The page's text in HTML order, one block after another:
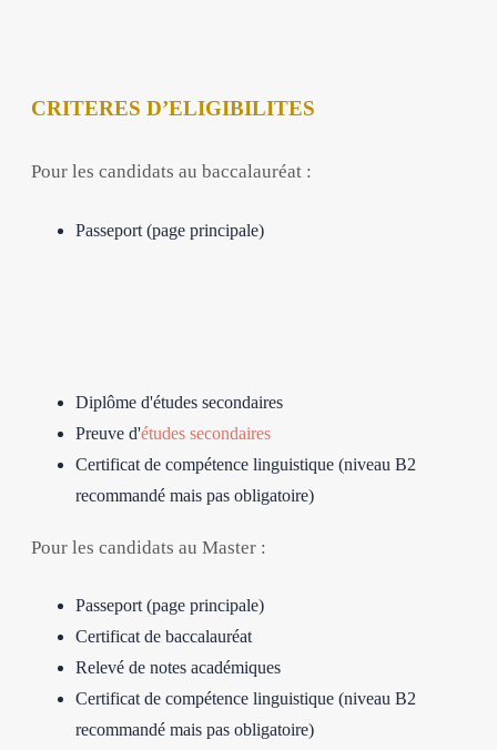
CRITERES D’ELIGIBILITES
Pour les candidats au baccalauréat :
Passeport (page principale)
Diplôme d'études secondaires
Preuve d'études secondaires
Certificat de compétence linguistique (niveau B2
recommandé mais pas obligatoire)
Pour les candidats au Master :
Passeport (page principale)
Certificat de baccalauréat
Relevé de notes académiques
Certificat de compétence linguistique (niveau B2
recommandé mais pas obligatoire)